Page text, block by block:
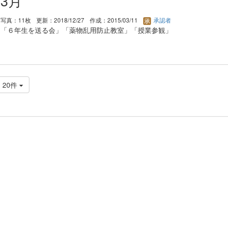
写真：11枚 更新：2018/12/27 作成：2015/03/11 承認者
「６年生を送る会」「薬物乱用防止教室」「授業参観」
20件